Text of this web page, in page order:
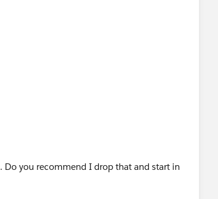
. Do you recommend I drop that and start in